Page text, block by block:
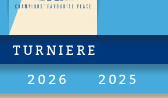
TURNIERE
2026
2025